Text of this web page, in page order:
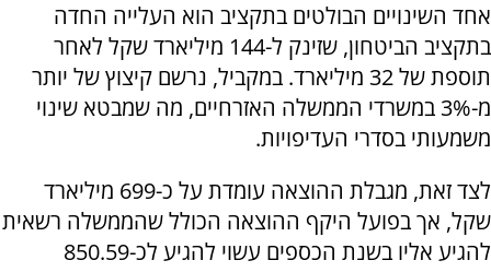
אחד השינויים הבולטים בתקציב הוא העלייה החדה
בתקציב הביטחון, שזינק ל-144 מיליארד שקל לאחר
תוספת של 32 מיליארד. במקביל, נרשם קיצוץ של יותר
מ-3% במשרדי הממשלה האזרחיים, מה שמבטא שינוי
משמעותי בסדרי העדיפויות.
לצד זאת, מגבלת ההוצאה עומדת על כ-699 מיליארד
שקל, אך בפועל היקף ההוצאה הכולל שהממשלה רשאית
להגיע אליו בשנת הכספים עשוי להגיע לכ-850.59